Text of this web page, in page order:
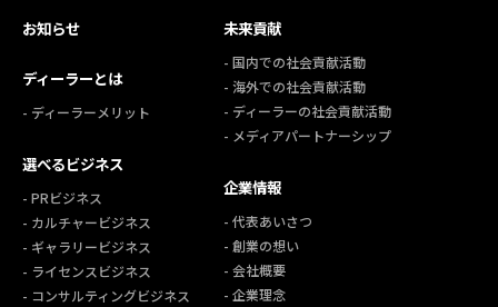
お知らせ
ディーラーとは
- ディーラーメリット
選べるビジネス
- PRビジネス
- カルチャービジネス
- ギャラリービジネス
- ライセンスビジネス
- コンサルティングビジネス
未来貢献
- 国内での社会貢献活動
- 海外での社会貢献活動
- ディーラーの社会貢献活動
- メディアパートナーシップ
企業情報
- 代表あいさつ
- 創業の想い
- 会社概要
- 企業理念